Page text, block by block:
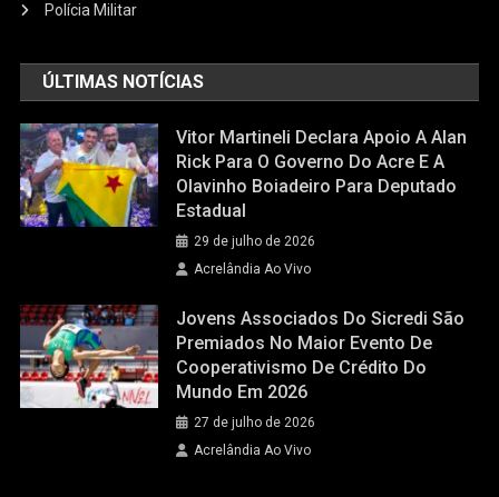
Polícia Militar
ÚLTIMAS NOTÍCIAS
Vitor Martineli Declara Apoio A Alan
Rick Para O Governo Do Acre E A
Olavinho Boiadeiro Para Deputado
Estadual
29 de julho de 2026
Acrelândia Ao Vivo
Jovens Associados Do Sicredi São
Premiados No Maior Evento De
Cooperativismo De Crédito Do
Mundo Em 2026
27 de julho de 2026
Acrelândia Ao Vivo